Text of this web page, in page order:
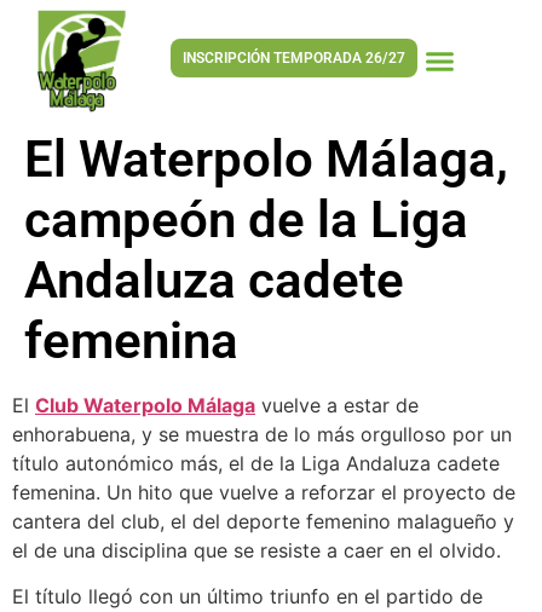
INSCRIPCIÓN TEMPORADA 26/27
El Waterpolo Málaga,
campeón de la Liga
Andaluza cadete
femenina
El Club Waterpolo Málaga vuelve a estar de
enhorabuena, y se muestra de lo más orgulloso por un
título autonómico más, el de la Liga Andaluza cadete
femenina. Un hito que vuelve a reforzar el proyecto de
cantera del club, el del deporte femenino malagueño y
el de una disciplina que se resiste a caer en el olvido.
El título llegó con un último triunfo en el partido de